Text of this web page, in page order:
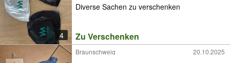
4
Diverse Sachen zu verschenken
Zu Verschenken
Braunschweig 20.10.2025